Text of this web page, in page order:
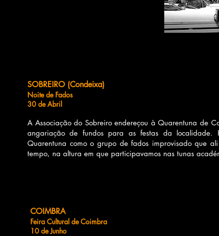
SOBREIRO (Condeixa)
Noite de Fados
30 de Abril
A Associação do Sobreiro endereçou à Quarentuna de
angariação de fundos para as festas da
Quarentuna como o grupo de fados improvisado que
tempo, na altura em que participavamos nas tunas
COIMBRA
Feira Cultural de Coimbra
10 de Junho